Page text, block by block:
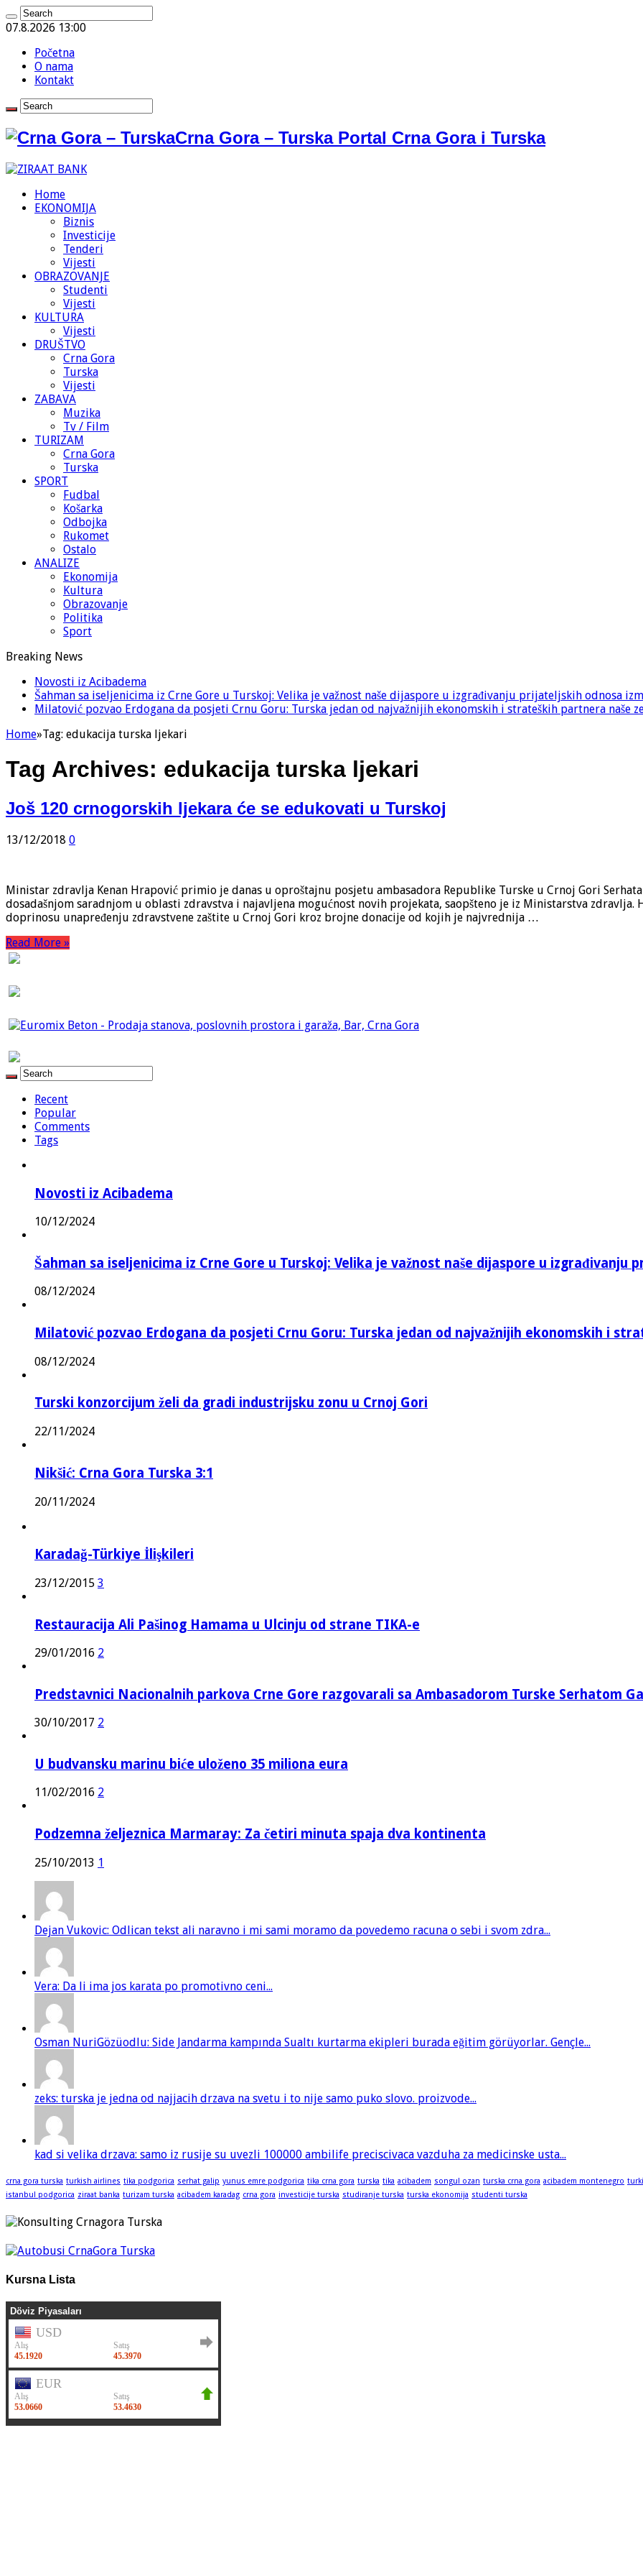
07.8.2026 13:00
Početna
O nama
Kontakt
Crna Gora – Turska Portal Crna Gora i Turska
Home
EKONOMIJA
Biznis
Investicije
Tenderi
Vijesti
OBRAZOVANJE
Studenti
Vijesti
KULTURA
Vijesti
DRUŠTVO
Crna Gora
Turska
Vijesti
ZABAVA
Muzika
Tv / Film
TURIZAM
Crna Gora
Turska
SPORT
Fudbal
Košarka
Odbojka
Rukomet
Ostalo
ANALIZE
Ekonomija
Kultura
Obrazovanje
Politika
Sport
Breaking News
Novosti iz Acibadema
Šahman sa iseljenicima iz Crne Gore u Turskoj: Velika je važnost naše dijaspore u izgrađivanju prijateljskih odnosa
Milatović pozvao Erdogana da posjeti Crnu Goru: Turska jedan od najvažnijih ekonomskih i strateških partnera naše
Home»Tag: edukacija turska ljekari
Tag Archives: edukacija turska ljekari
Još 120 crnogorskih ljekara će se edukovati u Turskoj
13/12/2018 0
Ministar zdravlja Kenan Hrapović primio je danas u oproštajnu posjetu ambasadora Republike Turske u Crnoj Gori
dosadašnjom saradnjom u oblasti zdravstva i najavljena mogućnost novih projekata, saopšteno je iz Ministarstva zdravlja.
doprinosu unapređenju zdravstvene zaštite u Crnoj Gori kroz brojne donacije od kojih je najvrednija …
Read More »
Recent
Popular
Comments
Tags
Novosti iz Acibadema
10/12/2024
Šahman sa iseljenicima iz Crne Gore u Turskoj: Velika je važnost naše dijaspore u izgrađivanju
08/12/2024
Milatović pozvao Erdogana da posjeti Crnu Goru: Turska jedan od najvažnijih ekonomskih i
08/12/2024
Turski konzorcijum želi da gradi industrijsku zonu u Crnoj Gori
22/11/2024
Nikšić: Crna Gora Turska 3:1
20/11/2024
Karadağ-Türkiye İlişkileri
23/12/2015 3
Restauracija Ali Pašinog Hamama u Ulcinju od strane TIKA-e
29/01/2016 2
Predstavnici Nacionalnih parkova Crne Gore razgovarali sa Ambasadorom Turske Serhatom
30/10/2017 2
U budvansku marinu biće uloženo 35 miliona eura
11/02/2016 2
Podzemna željeznica Marmaray: Za četiri minuta spaja dva kontinenta
25/10/2013 1
Dejan Vukovic: Odlican tekst ali naravno i mi sami moramo da povedemo racuna o sebi i svom zdra...
Vera: Da li ima jos karata po promotivno ceni...
Osman NuriGözüodlu: Side Jandarma kampında Sualtı kurtarma ekipleri burada eğitim görüyorlar. Gençle...
zeks: turska je jedna od najjacih drzava na svetu i to nije samo puko slovo. proizvode...
kad si velika drzava: samo iz rusije su uvezli 100000 ambilife preciscivaca vazduha za medicinske usta...
crna gora turska turkish airlines tika podgorica serhat galip yunus emre podgorica tika crna gora turska tika acibadem songul ozan turska crna gora acibadem montenegro
istanbul podgorica ziraat banka turizam turska acibadem karadag crna gora investicije turska studiranje turska turska ekonomija studenti turska
Kursna Lista